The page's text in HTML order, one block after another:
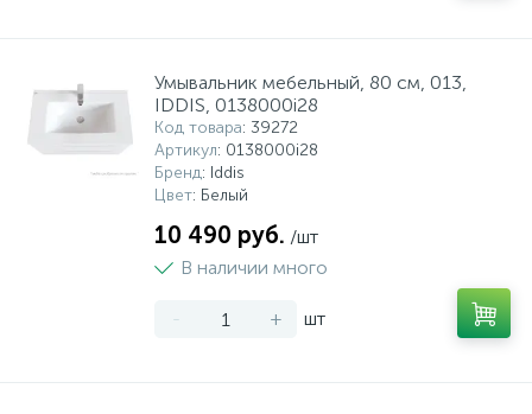
Умывальник мебельный, 80 см, 013,
IDDIS, 0138000i28
Код товара: 39272
Артикул: 0138000i28
Бренд: Iddis
Цвет: Белый
10 490 руб. /шт
В наличии много
- + шт